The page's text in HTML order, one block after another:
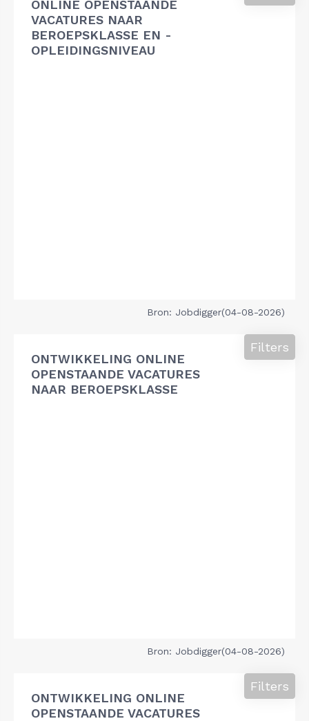
ONLINE OPENSTAANDE
VACATURES NAAR
BEROEPSKLASSE EN -
OPLEIDINGSNIVEAU
Bron: Jobdigger(04-08-2026)
ONTWIKKELING ONLINE
OPENSTAANDE VACATURES
NAAR BEROEPSKLASSE
Filters
Bron: Jobdigger(04-08-2026)
ONTWIKKELING ONLINE
OPENSTAANDE VACATURES
Filters